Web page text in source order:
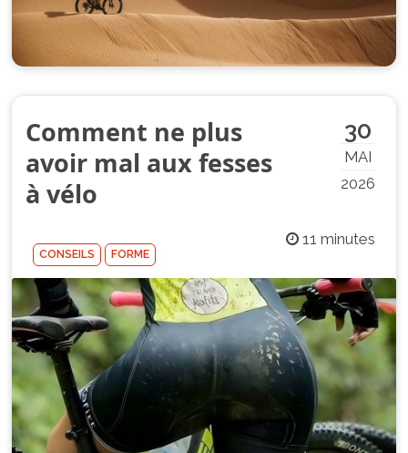
30
MAI
2026
Comment ne plus
avoir mal aux fesses
à vélo
11 minutes
CONSEILS FORME